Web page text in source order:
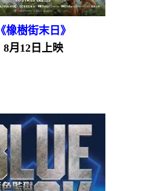
《橡樹街末日》
8月12日上映